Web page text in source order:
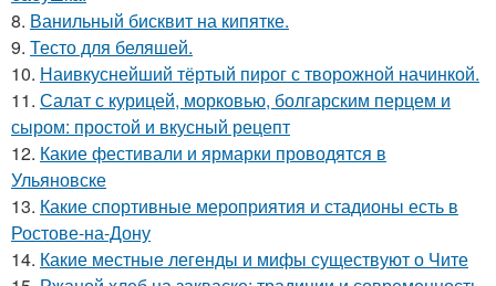
8. Ванильный бисквит на кипятке.
9. Тесто для беляшей.
10. Наивкуснейший тёртый пирог с творожной начинкой.
11. Салат с курицей, морковью, болгарским перцем и
сыром: простой и вкусный рецепт
12. Какие фестивали и ярмарки проводятся в
Ульяновске
13. Какие спортивные мероприятия и стадионы есть в
Ростове-на-Дону
14. Какие местные легенды и мифы существуют о Чите